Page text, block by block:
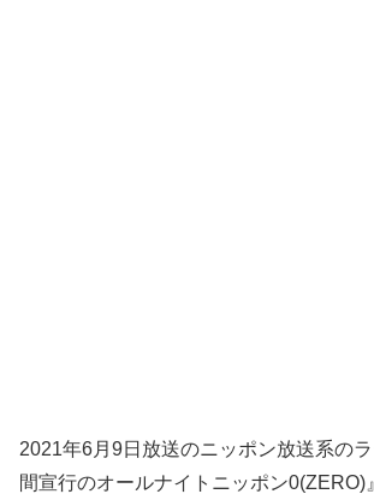
2021年6月9日放送のニッポン放送系の
間宣行のオールナイトニッポン0(ZERO)